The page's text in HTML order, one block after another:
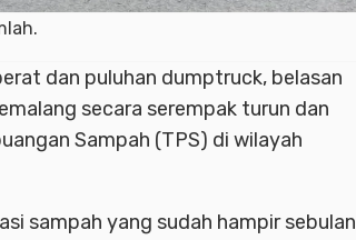
dan puluhan dumptruck, belasan
secara serempak turun dan
Sampah (TPS) di wilayah
sampah yang sudah hampir sebulan